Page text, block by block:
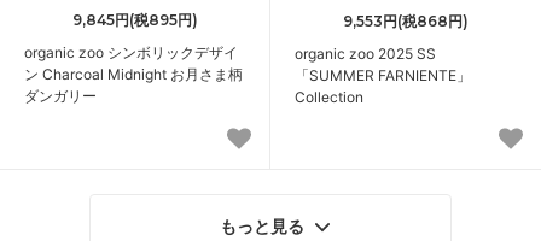
9,845円(税895円)
organic zoo シンボリックデザイ
ン Charcoal Midnight お月さま柄
ダンガリー
9,553円(税868円)
organic zoo 2025 SS
「SUMMER FARNIENTE」
Collection
もっと見る